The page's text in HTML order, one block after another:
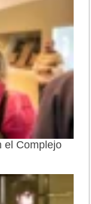
el Complejo